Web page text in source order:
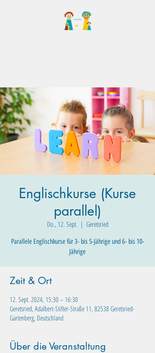
Englischkurse (Kurse
parallel)
Do., 12. Sept.
  |
Geretsried
Parallele Englischkurse für 3- bis 5-Jährige und 6- bis 10-
Jährige
Zeit & Ort
12. Sept. 2024, 15:30 – 16:30
Geretsried, Adalbert-Stifter-Straße 11, 82538 Geretsried-
Gartenberg, Deutschland
Über die Veranstaltung